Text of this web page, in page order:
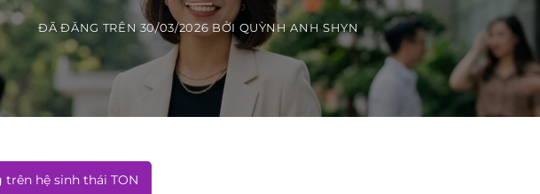
ĐÃ ĐĂNG TRÊN30/03/2026 BỞI QUỲNH ANH SHYN
hệ sinh thái TON